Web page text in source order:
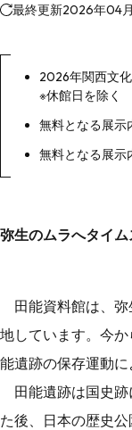
最終更新2026年04
2026年関西文
※休館日を除く
無料となる展示
無料となる展示
弥生のムラへタイム
田能資料館は、弥
地しています。今
能遺跡の保存運動に
田能遺跡は国史跡
た後、日本の歴史公